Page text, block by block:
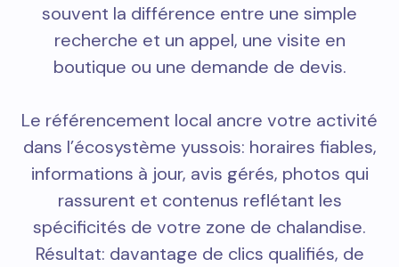
souvent la différence entre une simple
recherche et un appel, une visite en
boutique ou une demande de devis.
Le référencement local ancre votre activité
dans l’écosystème yussois: horaires fiables,
informations à jour, avis gérés, photos qui
rassurent et contenus reflétant les
spécificités de votre zone de chalandise.
Résultat: davantage de clics qualifiés, de